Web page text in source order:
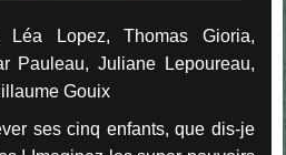
Léa Lopez, Thomas Gioria,
Pauleau, Juliane Lepoureau,
Gouix
ses cinq enfants, que dis-je